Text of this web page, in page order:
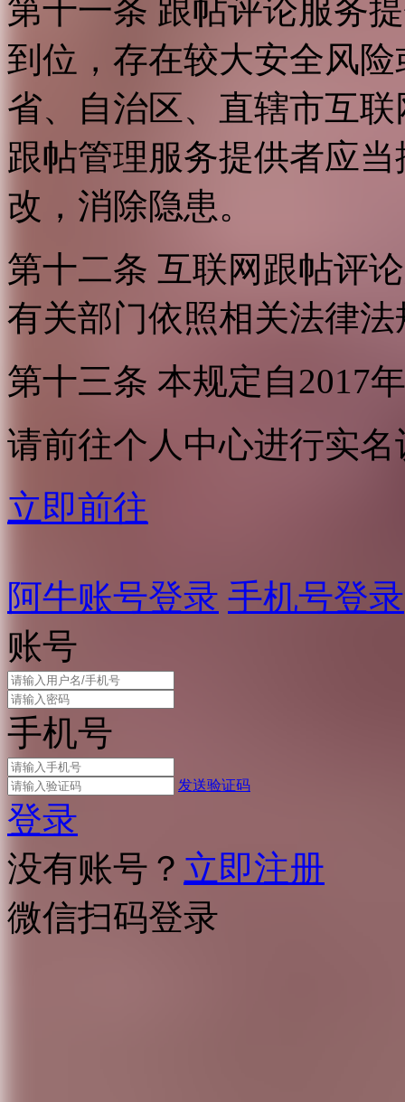
第十一条 跟帖评论服务
到位，存在较大安全风
省、自治区、直辖市互
跟帖管理服务提供者应
改，消除隐患。
第十二条 互联网跟帖评
有关部门依照相关法律
第十三条 本规定自2017
请前往个人中心进行实名
立即前往
阿牛账号登录 手机号登录
账号
手机号
发送验证码
登录
没有账号？ 立即注册
微信扫码登录